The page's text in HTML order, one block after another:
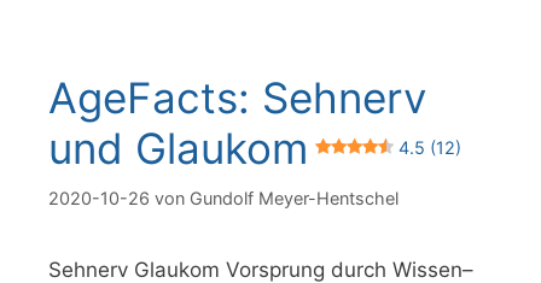
AgeFacts: Sehnerv
und Glaukom
4.5 (12)
2020-10-26 von Gundolf Meyer-Hentschel
Sehnerv Glaukom Vorsprung durch Wissen–